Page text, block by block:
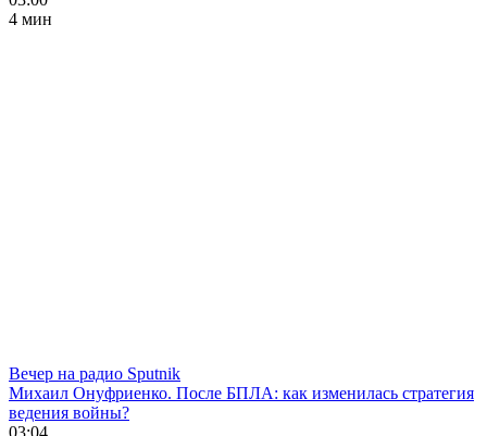
4 мин
Вечер на радио Sputnik
Михаил Онуфриенко. После БПЛА: как изменилась стратегия
ведения войны?
03:04